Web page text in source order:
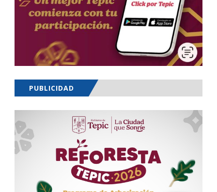
PUBLICIDAD